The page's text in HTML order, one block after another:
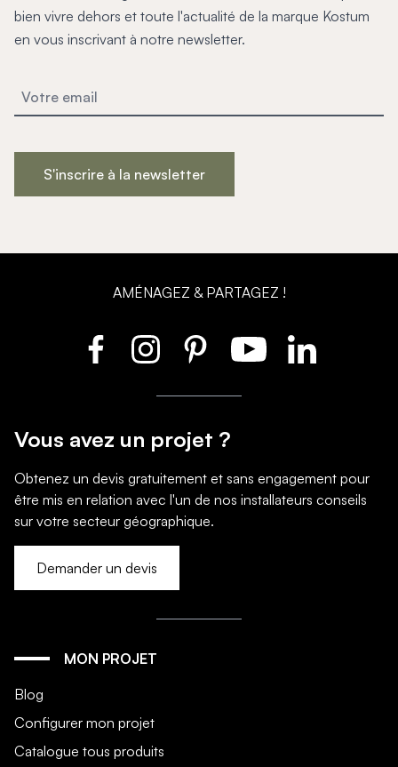
Accès Pro
bien vivre dehors et toute l'actualité de la marque Kostum
en vous inscrivant à notre newsletter.
S'inscrire à la newsletter
AMÉNAGEZ & PARTAGEZ !
Vous avez un projet ?
Obtenez un devis gratuitement et sans engagement pour
être mis en relation avec l'un de nos installateurs conseils
sur votre secteur géographique.
Demander un devis
MON PROJET
Blog
Configurer mon projet
Catalogue tous produits